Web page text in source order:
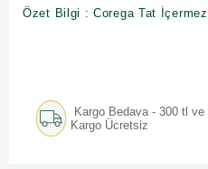
Özet Bilgi : Corega Tat İçermez
Kargo Bedava - 300 tl
Kargo Ücretsiz